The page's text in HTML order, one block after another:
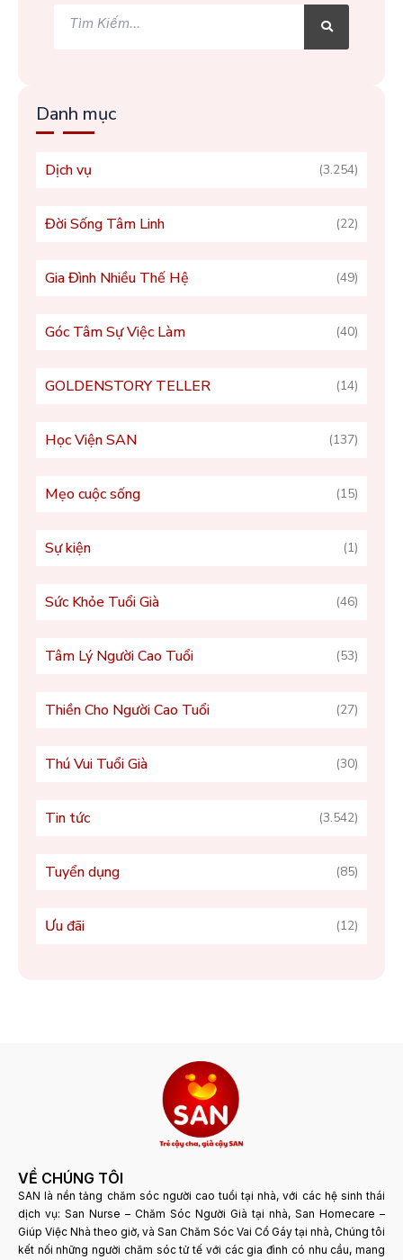
kiếm
Tìm
Danh mục
Dịch vụ (3.254)
Đời Sống Tâm Linh (22)
Gia Đình Nhiều Thế Hệ (49)
Góc Tâm Sự Việc Làm (40)
GOLDENSTORY TELLER (14)
Học Viện SAN (137)
Mẹo cuộc sống (15)
Sự kiện (1)
Sức Khỏe Tuổi Già (46)
Tâm Lý Người Cao Tuổi (53)
Thiền Cho Người Cao Tuổi (27)
Thú Vui Tuổi Già (30)
Tin tức (3.542)
Tuyển dụng (85)
Ưu đãi (12)
VỀ CHÚNG TÔI
SAN là nền tảng chăm sóc người cao tuổi tại nhà, với các hệ sinh thái
dịch vụ: San Nurse – Chăm Sóc Người Già tại nhà, San Homecare –
Giúp Việc Nhà theo giờ, và San Chăm Sóc Vai Cổ Gáy tại nhà, Chúng tôi
kết nối những người chăm sóc tử tế với các gia đình có nhu cầu, mang